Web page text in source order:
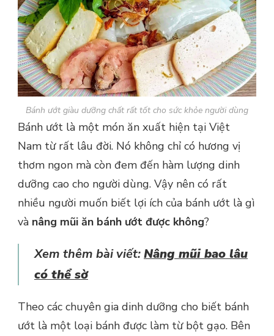
Bánh ướt giàu dưỡng chất rất tốt cho sức khỏe người dùng
Bánh ướt là một món ăn xuất hiện tại Việt
Nam từ rất lâu đời. Nó không chỉ có hương vị
thơm ngon mà còn đem đến hàm lượng dinh
dưỡng cao cho người dùng. Vậy nên có rất
nhiều người muốn biết lợi ích của bánh ướt là gì
và nâng mũi ăn bánh ướt được không?
Xem thêm bài viết:Nâng mũi bao lâu
có thể sờ
Theo các chuyên gia dinh dưỡng cho biết bánh
ướt là một loại bánh được làm từ bột gạo. Bên